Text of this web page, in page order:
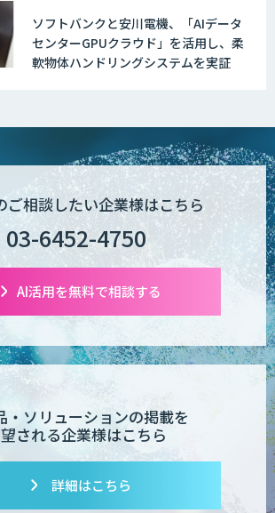
ソフトバンクと安川電機、「AIデータ
センターGPUクラウド」を活用し、柔
軟物体ハンドリングシステムを実証
ご相談したい企業様はこちら
03-6452-4750
AI活用を無料で相談する
・ソリューションの掲載を
される企業様はこちら
詳細はこちら